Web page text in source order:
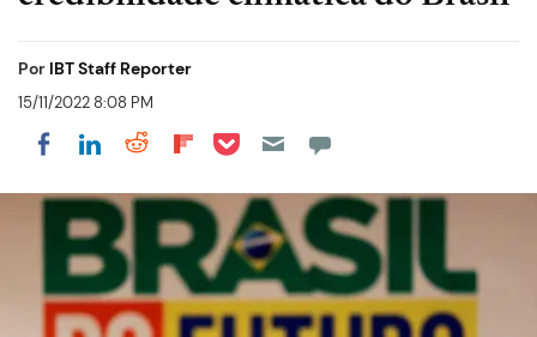
Por IBT Staff Reporter
15/11/2022 8:08 PM
Share on Facebook
Share on LinkedIn
Share on Reddit
Share on Flipboard
Share on Pocket